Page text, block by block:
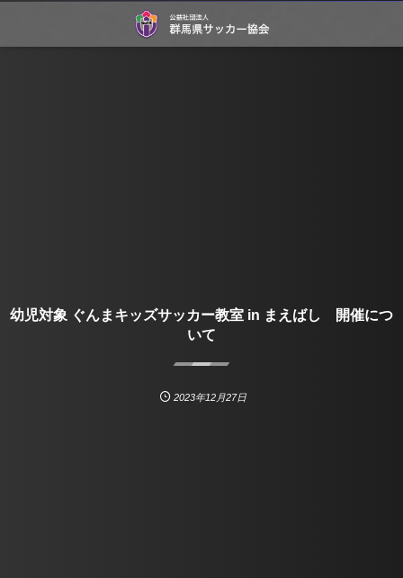
幼児対象 ぐんまキッズサッカー教室 in まえばし 開催につ
いて
2023年12月27日